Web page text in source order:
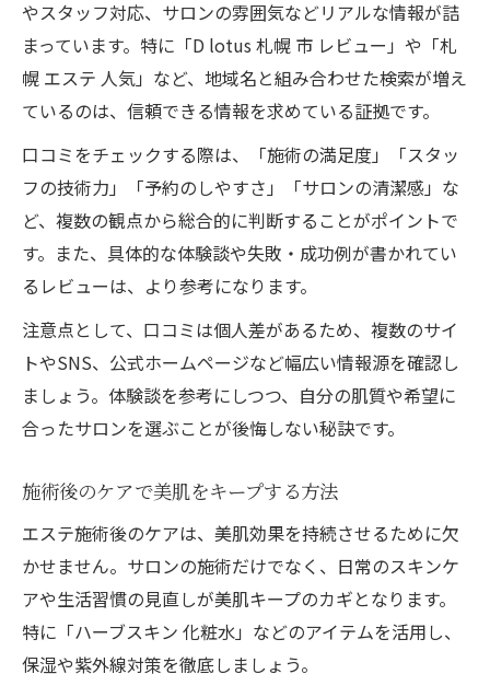
やスタッフ対応、サロンの雰囲気などリアルな情報が詰
まっています。特に「D lotus 札幌 市 レビュー」や「札
幌 エステ 人気」など、地域名と組み合わせた検索が増え
ているのは、信頼できる情報を求めている証拠です。
口コミをチェックする際は、「施術の満足度」「スタッ
フの技術力」「予約のしやすさ」「サロンの清潔感」な
ど、複数の観点から総合的に判断することがポイントで
す。また、具体的な体験談や失敗・成功例が書かれてい
るレビューは、より参考になります。
注意点として、口コミは個人差があるため、複数のサイ
トやSNS、公式ホームページなど幅広い情報源を確認し
ましょう。体験談を参考にしつつ、自分の肌質や希望に
合ったサロンを選ぶことが後悔しない秘訣です。
施術後のケアで美肌をキープする方法
エステ施術後のケアは、美肌効果を持続させるために欠
かせません。サロンの施術だけでなく、日常のスキンケ
アや生活習慣の見直しが美肌キープのカギとなります。
特に「ハーブスキン 化粧水」などのアイテムを活用し、
保湿や紫外線対策を徹底しましょう。